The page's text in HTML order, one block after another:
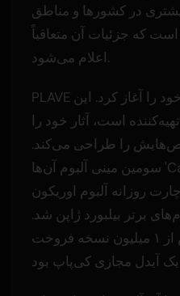
در کشورها و مناطق
که جزئیات آن متعاقباً
اعلام می‌شود.
PLAVE در مارس ۲۰۲۳ فعالیت خود را آغاز کرد. این
است، آثار خود را
را طراحی می‌کند.
سومین مینی آلبوم آن‌ها 'Caligo Pt.1' پس از انتشار در
چارت روزانه آلبوم اوریکون
برتر بیلبورد ژاپن شد.
همچنین در اولین هفته بیش از ۱ میلیون نسخه فروخت